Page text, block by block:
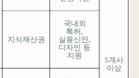
5개사
이상
지식재산권
국내외
특허 ,
실용신안,
디자인 등
지원